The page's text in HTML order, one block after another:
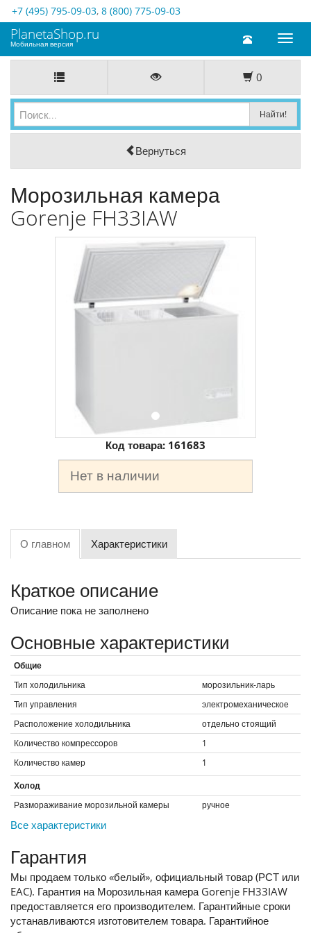
+7 (495) 795-09-03, 8 (800) 775-09-03
Toggle
PlanetaShop.ru
Мобильная версия
0
Вернуться
Морозильная камера
Gorenje FH33IAW
Код товара: 161683
Нет в наличии
О главном Характеристики
Краткое описание
Описание пока не заполнено
Основные характеристики
Общие
Тип холодильника
морозильник-ларь
Тип управления
электромеханическое
Расположение холодильника
отдельно стоящий
Количество компрессоров
1
Количество камер
1
Холод
Размораживание морозильной камеры
ручное
Все характеристики
Гарантия
Мы продаем только «белый», официальный товар (РСТ или
EAC). Гарантия на Морозильная камера Gorenje FH33IAW
предоставляется его производителем. Гарантийные сроки
устанавливаются изготовителем товара. Гарантийное